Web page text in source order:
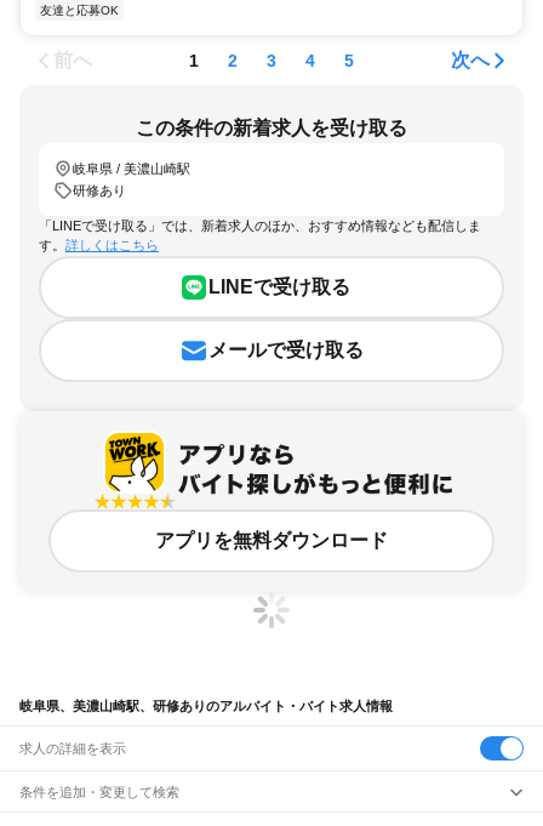
友達と応募OK
前へ 1 2 3 4 5 次へ
この条件の新着求人を受け取る
岐阜県 / 美濃山崎駅
研修あり
「LINEで受け取る」では、新着求人のほか、おすすめ情報なども配信しま
す。 詳しくはこちら
LINEで受け取る
メールで受け取る
アプリを無料ダウンロード
岐阜県、美濃山崎駅、研修ありのアルバイト・バイト求人情報
求人の詳細を表示
条件を追加・変更して検索